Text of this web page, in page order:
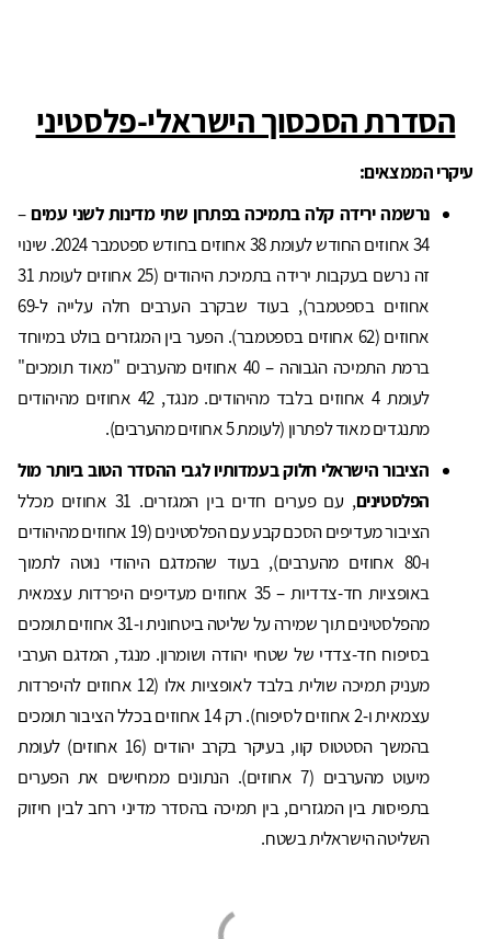
הסדרת הסכסוך הישראלי-פלסטיני
עיקרי הממצאים:
נרשמה ירידה קלה בתמיכה בפתרון שתי מדינות לשני עמים–
34 אחוזים החודש לעומת 38 אחוזים בחודש ספטמבר 2024. שינוי
זה נרשם בעקבות ירידה בתמיכת היהודים (25 אחוזים לעומת 31
אחוזים בספטמבר), בעוד שבקרב הערבים חלה עלייה ל-69
אחוזים (62 אחוזים בספטמבר). הפער בין המגזרים בולט במיוחד
ברמת התמיכה הגבוהה – 40 אחוזים מהערבים "מאוד תומכים"
לעומת 4 אחוזים בלבד מהיהודים. מנגד, 42 אחוזים מהיהודים
מתנגדים מאוד לפתרון (לעומת 5 אחוזים מהערבים).
הציבור הישראלי חלוק בעמדותיו לגבי ההסדר הטוב ביותר מול
הפלסטינים
, עם פערים חדים בין המגזרים. 31 אחוזים מכלל
הציבור מעדיפים הסכם קבע עם הפלסטינים (19 אחוזים מהיהודים
ו-80 אחוזים מהערבים), בעוד שהמדגם היהודי נוטה לתמוך
באופציות חד-צדדיות – 35 אחוזים מעדיפים היפרדות עצמאית
מהפלסטינים תוך שמירה על שליטה ביטחונית ו-31 אחוזים תומכים
בסיפוח חד-צדדי של שטחי יהודה ושומרון. מנגד, המדגם הערבי
מעניק תמיכה שולית בלבד לאופציות אלו (12 אחוזים להיפרדות
עצמאית ו-2 אחוזים לסיפוח). רק 14 אחוזים בכלל הציבור תומכים
בהמשך הסטטוס קוו, בעיקר בקרב יהודים (16 אחוזים) לעומת
מיעוט מהערבים (7 אחוזים). הנתונים ממחישים את הפערים
בתפיסות בין המגזרים, בין תמיכה בהסדר מדיני רחב לבין חיזוק
השליטה הישראלית בשטח.